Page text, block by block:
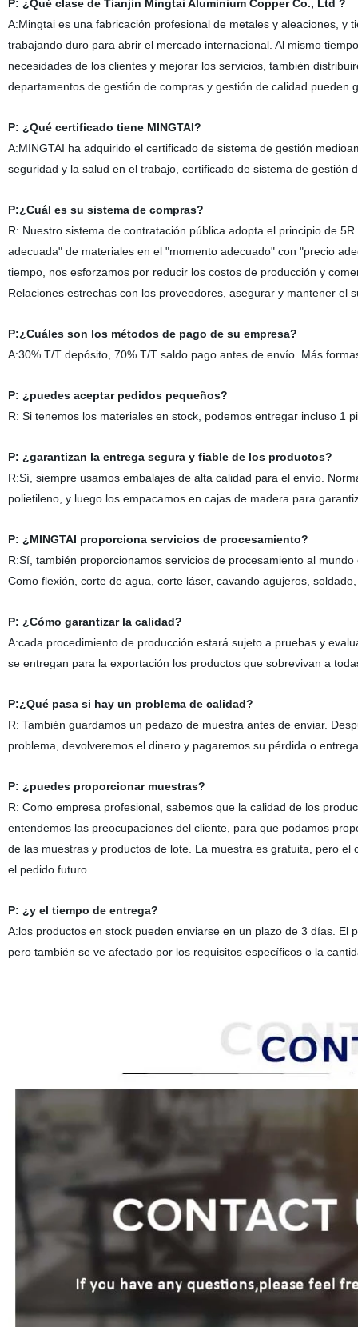
P: ¿Qué clase deTianjin Mingtai Aluminium Copper Co., Ltd ?
A:Mingtai es una fabricación profesional de metales y aleaciones,
trabajando duro para abrir el mercado internacional. Al mismo
necesidades de los clientes y mejorar los servicios, también
departamentos de gestión de compras y gestión de calidad pueden
P: ¿Qué certificado tiene MINGTAI?
A:MINGTAI ha adquirido el certificado de sistema de gestión
seguridad y la salud en el trabajo, certificado de sistema de gestión
P:¿Cuál essu sistema de compras?
R: Nuestro sistema de contratación pública adopta el principio de
adecuada"de materiales en el "momento adecuado"con "precio
tiempo, nos esforzamos por reducir los costos de producción y
Relaciones estrechas con los proveedores, asegurar y mantener el
P:¿Cuálesson los métodos de pago de su empresa?
A:30% T/T depósito, 70% T/T saldo pago antes de envío. Más
P: ¿puedes aceptar pedidos pequeños?
R: Si tenemos los materiales en stock, podemos entregar incluso 1
P: ¿garantizan la entrega segura y fiable de los productos?
R:Sí, siempre usamos embalajes de alta calidad para el envío.
polietileno, y luego los empacamos en cajas de madera para
P: ¿MINGTAI proporciona servicios de procesamiento?
R:Sí, también proporcionamos servicios de procesamiento al
Como flexión, corte de agua, corte láser, cavando agujeros,
P: ¿Cómo garantizar la calidad?
A:cada procedimiento de producción estará sujeto a pruebas y
se entregan para la exportación los productos que sobrevivan a
P:¿Qué pasa si hay un problema de calidad?
R: También guardamos un pedazo de muestra antes de enviar.
problema, devolveremos el dinero y pagaremos su pérdida o
P: ¿puedes proporcionar muestras?
R: Como empresa profesional, sabemos que la calidad de los
entendemos las preocupaciones del cliente, para que podamos
de las muestras y productos de lote. La muestra es gratuita, pero
el pedido futuro.
P: ¿y el tiempo de entrega?
A:los productos en stock pueden enviarse en un plazo de 3 días.
pero también se ve afectado por los requisitos específicos o la